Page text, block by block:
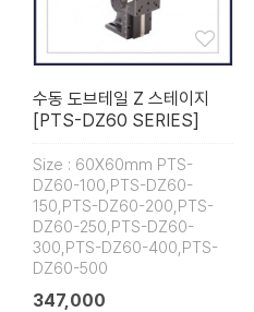
수동 도브테일 Z 스테이지
[PTS-DZ60 SERIES]
Size : 60X60mm PTS-
DZ60-100,PTS-DZ60-
150,PTS-DZ60-200,PTS-
DZ60-250,PTS-DZ60-
300,PTS-DZ60-400,PTS-
DZ60-500
347,000